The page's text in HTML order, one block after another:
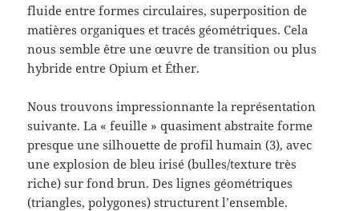
fluide entre formes circulaires, superposition de
matières organiques et tracés géométriques. Cela
nous semble être une œuvre de transition ou plus
hybride entre Opium et Éther.
Nous trouvons impressionnante la représentation
suivante. La « feuille » quasiment abstraite forme
presque une silhouette de profil humain (3), avec
une explosion de bleu irisé (bulles/texture très
riche) sur fond brun. Des lignes géométriques
(triangles, polygones) structurent l’ensemble.